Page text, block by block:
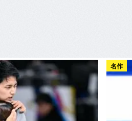
名作